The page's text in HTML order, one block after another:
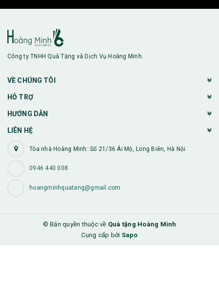
Công ty TNHH Quà Tặng và Dịch Vụ Hoàng Minh.
VỀ CHÚNG TÔI
HỖ TRỢ
HƯỚNG DẪN
LIÊN HỆ
Tòa nhà Hoàng Minh: Số 21/36 Ái Mộ, Long Biên, Hà Nội.
0946 440 008
hoangminhquatang@gmail.com
© Bản quyền thuộc về Quà tặng Hoàng Minh
Cung cấp bởi Sapo